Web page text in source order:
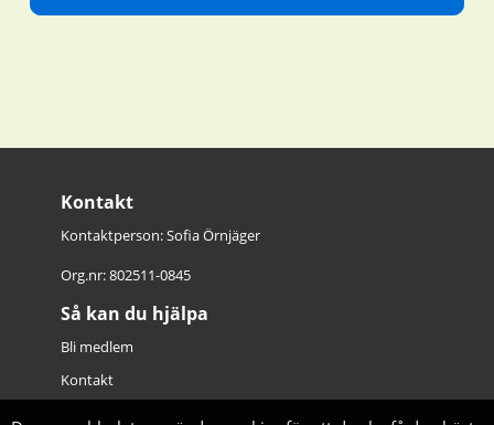
Kontakt
Kontaktperson: Sofia Örnjäger
Org.nr: 802511-0845
Så kan du hjälpa
Bli medlem
Kontakt